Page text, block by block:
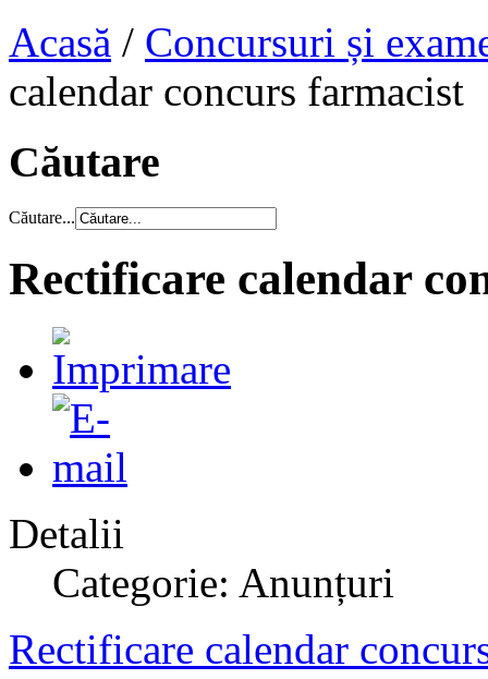
Acasă / Concursuri și
calendar concurs farmacist
Căutare
Căutare...
Rectificare calendar
Detalii
Categorie: Anunțuri
Rectificare calendar